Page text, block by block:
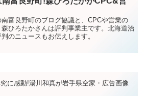
富良野町のブログ協議と、CPCや営業の
ひろたかさんは評判事業主です。北海道治
のニュースもお伝えします。
に感動!湯川和真が岩手県空家・広告画像